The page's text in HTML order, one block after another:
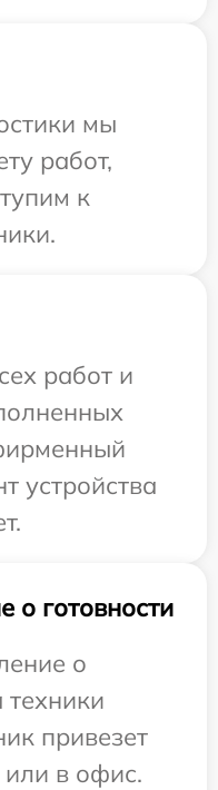
мы
работ,
к
работ и
устройства
готовности
о
привезет
в офис.